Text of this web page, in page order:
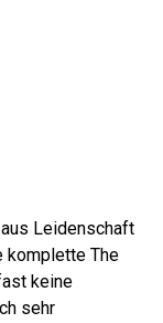
Leidenschaft
komplette The
keine
sehr